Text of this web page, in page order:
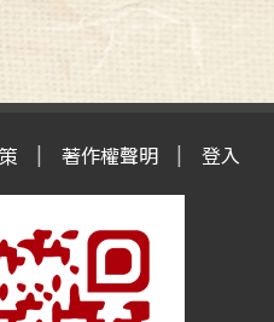
著作權聲明 登入